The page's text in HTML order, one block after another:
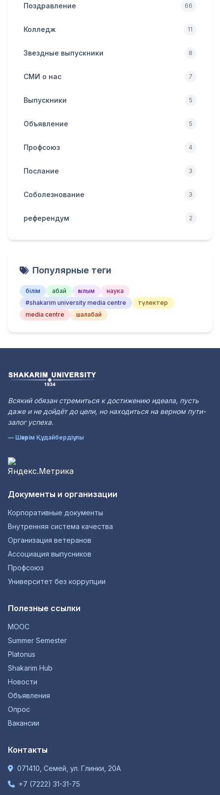
Поздравление 66
Колледж 11
Звездные выпускники 8
СМИ о нас 7
Выпускники 5
Объявление 5
Профсоюз 4
Послание 3
Соболезнование 3
референдум 2
Популярные теги
білім абай ғылым
наука
#shakarim university media centre
түлектер
media centre
шалабай
Всякий обязан стремиться к достижению идеала, пусть
даже и не дойдёт до цели, но находиться на верном пути-
залог успеха.
— Шәкәрім Құдайбердіұлы
Документы и организации
Корпоративные документы
Внутренняя система качества
Организация ветеранов
Ассоциация выпусников
Профсоюз
Университет без коррупции
Полезные ссылки
MOOC
Summer Semester
Platonus
Shakarim Hub
Новости
Объявления
Опрос
Вакансии
Контакты
071410, Семей, ул. Глинки, 20А
+7 (7222) 31-31-75